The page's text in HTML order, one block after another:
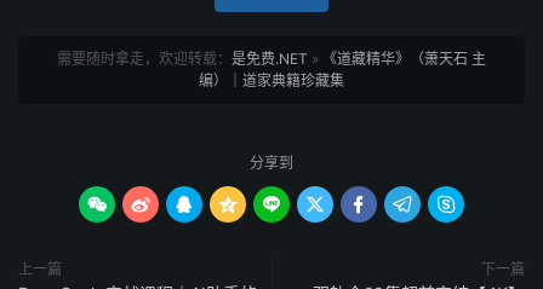
需要随时拿走，欢迎转载： 是免费.NET » 《道藏精华》（萧天石 主
编）｜道家典籍珍藏集
分享到
        
上一篇 下一篇